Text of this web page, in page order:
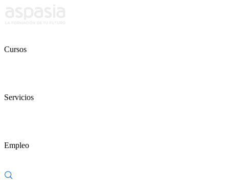
Cursos
Servicios
Empleo